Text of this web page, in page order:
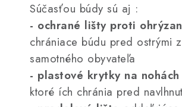
Súčasťou búdy sú aj :
- ochrané lišty proti
chrániace búdu pred ostrými
samotného obyvateľa
- plastové krytky na
ktoré ích chránia pred